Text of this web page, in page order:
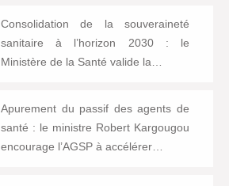
Consolidation de la souveraineté
sanitaire à l’horizon 2030 : le
Ministère de la Santé valide la…
Apurement du passif des agents de
santé : le ministre Robert Kargougou
encourage l’AGSP à accélérer…